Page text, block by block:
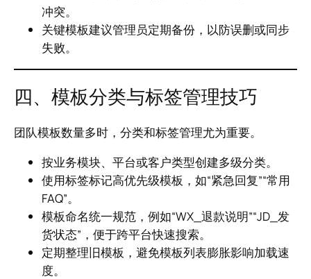
冲突。
关键模板建议管理员定期备份，以防误删或同步
失败。
四、模板分类与标签管理技巧
团队模板数量多时，分类和标签管理尤为重要。
按业务模块、平台或客户类型创建多级分类。
使用标签标记高优先级模板，如“紧急回复”“常用
FAQ”。
模板命名统一规范，例如“WX_退款说明”“JD_发
货状态”，便于跨平台快速搜索。
定期整理旧模板，避免模板列表膨胀影响加载速
度。